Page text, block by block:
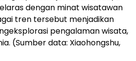
dengan minat wisatawan
tren tersebut menjadikan
pengalaman wisata,
(Sumber data: Xiaohongshu,